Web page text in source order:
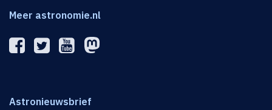
Meer astronomie.nl
Astronieuwsbrief